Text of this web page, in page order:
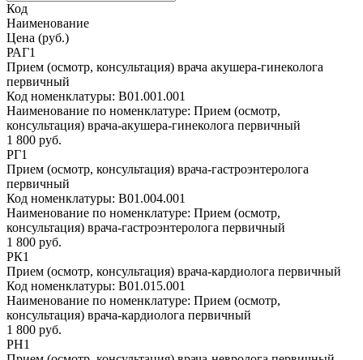
Код
Наименование
Цена (руб.)
РАГ1
Прием (осмотр, консультация) врача акушера-гинеколога
первичный
Код номенклатуры: B01.001.001
Наименование по номенклатуре: Прием (осмотр,
консультация) врача-акушера-гинеколога первичный
1 800 руб.
РГ1
Прием (осмотр, консультация) врача-гастроэнтеролога
первичный
Код номенклатуры: B01.004.001
Наименование по номенклатуре: Прием (осмотр,
консультация) врача-гастроэнтеролога первичный
1 800 руб.
РК1
Прием (осмотр, консультация) врача-кардиолога первичный
Код номенклатуры: B01.015.001
Наименование по номенклатуре: Прием (осмотр,
консультация) врача-кардиолога первичный
1 800 руб.
РН1